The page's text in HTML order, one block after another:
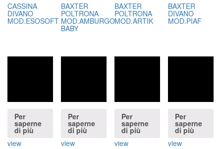
CASSINA
DIVANO
MOD.ESOSOFT
BAXTER
POLTRONA
MOD.AMBURGO
BABY
BAXTER
POLTRONA
MOD.ARTIK
BAXTER
DIVANO
MOD.PIAF
Per
saperne
di più
view
Per
saperne
di più
view
Per
saperne
di più
view
Per
saperne
di più
view